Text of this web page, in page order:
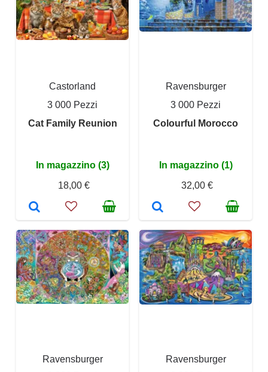
Castorland
3 000 Pezzi
Cat Family Reunion
In magazzino (3)
18,00 €
Ravensburger
3 000 Pezzi
Colourful Morocco
In magazzino (1)
32,00 €
Ravensburger
Ravensburger